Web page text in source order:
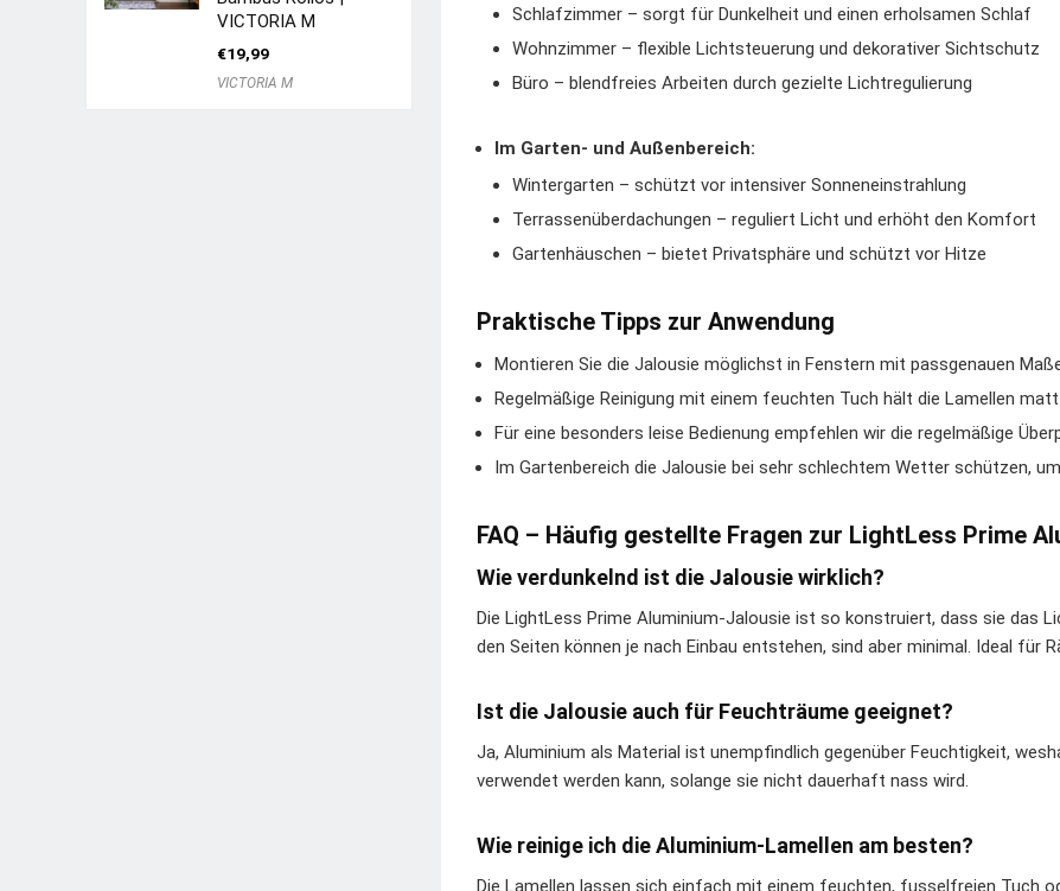
Schlafzimmer – sorgt für Dunkelheit und einen erholsamen Schlaf
Wohnzimmer – flexible Lichtsteuerung und dekorativer Sichtschutz
Büro – blendfreies Arbeiten durch gezielte Lichtregulierung
Im Garten- und Außenbereich:
Wintergarten – schützt vor intensiver Sonneneinstrahlung
Terrassenüberdachungen – reguliert Licht und erhöht den Komfort
Gartenhäuschen – bietet Privatsphäre und schützt vor Hitze
Praktische Tipps zur Anwendung
Montieren Sie die Jalousie möglichst in Fenstern mit passgenauen
Regelmäßige Reinigung mit einem feuchten Tuch hält die Lamellen
Für eine besonders leise Bedienung empfehlen wir die regelmäßige
Im Gartenbereich die Jalousie bei sehr schlechtem Wetter schützen,
FAQ – Häufig gestellte Fragen zur LightLess Prime
Wie verdunkelnd ist die Jalousie wirklich?
Die LightLess Prime Aluminium-Jalousie ist so konstruiert, dass sie das
den Seiten können je nach Einbau entstehen, sind aber minimal. Ideal für
Ist die Jalousie auch für Feuchträume geeignet?
Ja, Aluminium als Material ist unempfindlich gegenüber Feuchtigkeit,
verwendet werden kann, solange sie nicht dauerhaft nass wird.
Wie reinige ich die Aluminium-Lamellen am besten?
Die Lamellen lassen sich einfach mit einem feuchten, fusselfreien Tuch
VICTORIA M
€19,99
VICTORIA M